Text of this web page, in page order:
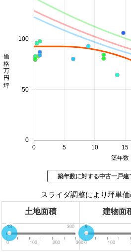
0 5 10 15
0
50
100
築年
価格 万円/坪
築年数に対する中古一戸建
スライダ調整により坪単
土地面積 建物面
0 300
13
0 100 200 300
0
9
0 100